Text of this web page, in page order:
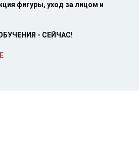
фигуры, уход за лицом и
- СЕЙЧАС!